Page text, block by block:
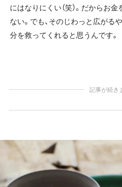
にはなりにくい（笑）。だからお
ない。でも、そのじわっと広がる
分を救ってくれると思うんです。
記事が続き